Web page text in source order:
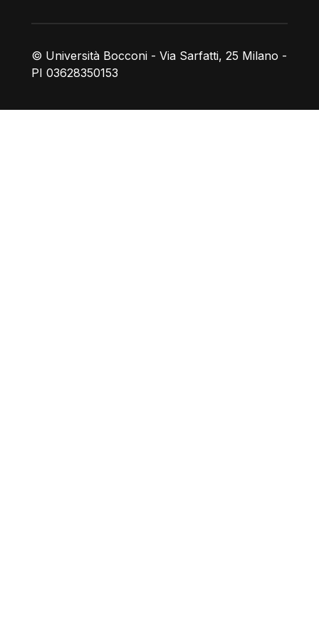
© Università Bocconi - Via Sarfatti, 25 Milano -
PI 03628350153